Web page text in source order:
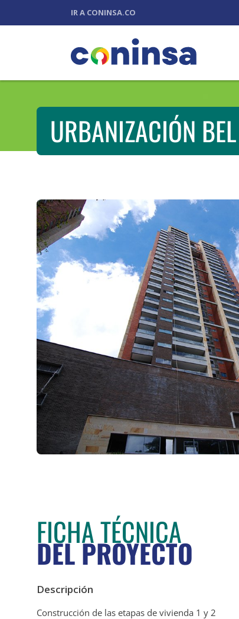
IR A CONINSA.CO
URBANIZACIÓN
FICHA TÉCNICA
DEL PROYECTO
Descripción
Construcción de las etapas de vivienda 1 y 2